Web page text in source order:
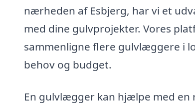
nærheden af Esbjerg, har vi et
med dine gulvprojekter. Vores
sammenligne flere gulvlæggere i
behov og budget.
En gulvlægger kan hjælpe med